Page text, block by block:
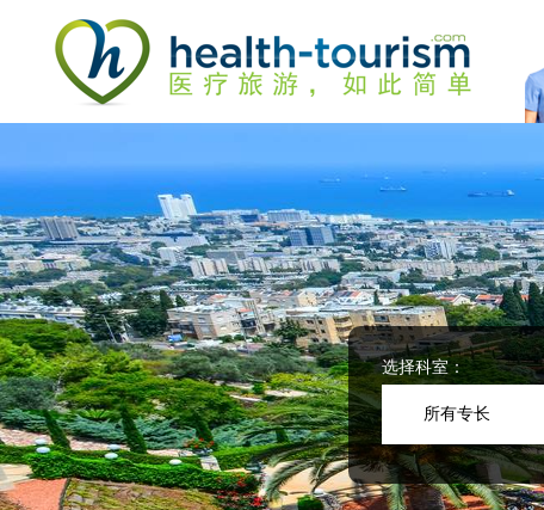
system.
Press
Control-
F11
to
adjust
the
website
to
people
with
visual
disabilities
who
选择科室：
所有专长